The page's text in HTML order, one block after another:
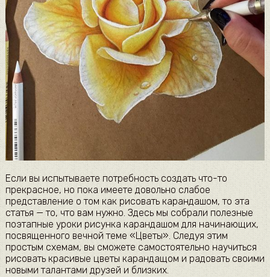
Если вы испытываете потребность создать что-то
прекрасное, но пока имеете довольно слабое
представление о том как рисовать карандашом, то эта
статья — то, что вам нужно. Здесь мы собрали полезные
поэтапные уроки рисунка карандашом для начинающих,
посвященного вечной теме «Цветы». Следуя этим
простым схемам, вы сможете самостоятельно научиться
рисовать красивые цветы карандащом и радовать своими
новыми талантами друзей и близких.